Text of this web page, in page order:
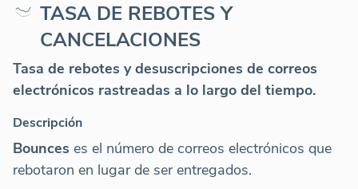
TASA DE REBOTES Y
CANCELACIONES
Tasa de rebotes y desuscripciones de correos
electrónicos rastreadas a lo largo del tiempo.
Descripción
Bounces es el número de correos electrónicos que
rebotaron en lugar de ser entregados.